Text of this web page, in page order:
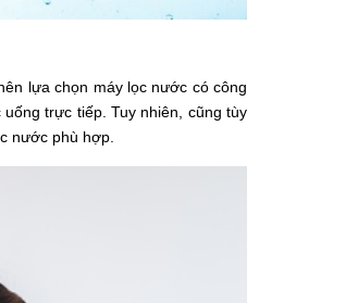
lựa chọn máy lọc nước có công
trực tiếp. Tuy nhiên, cũng tùy
nước phù hợp.